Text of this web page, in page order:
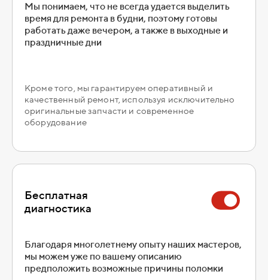
Мы понимаем, что не всегда удается выделить
время для ремонта в будни, поэтому готовы
работать даже вечером, а также в выходные и
праздничные дни
Кроме того, мы гарантируем оперативный и
качественный ремонт, используя исключительно
оригинальные запчасти и современное
оборудование
Бесплатная
диагностика
Благодаря многолетнему опыту наших мастеров,
мы можем уже по вашему описанию
предположить возможные причины поломки